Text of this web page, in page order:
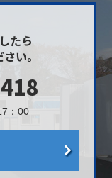
たら
い。
：00